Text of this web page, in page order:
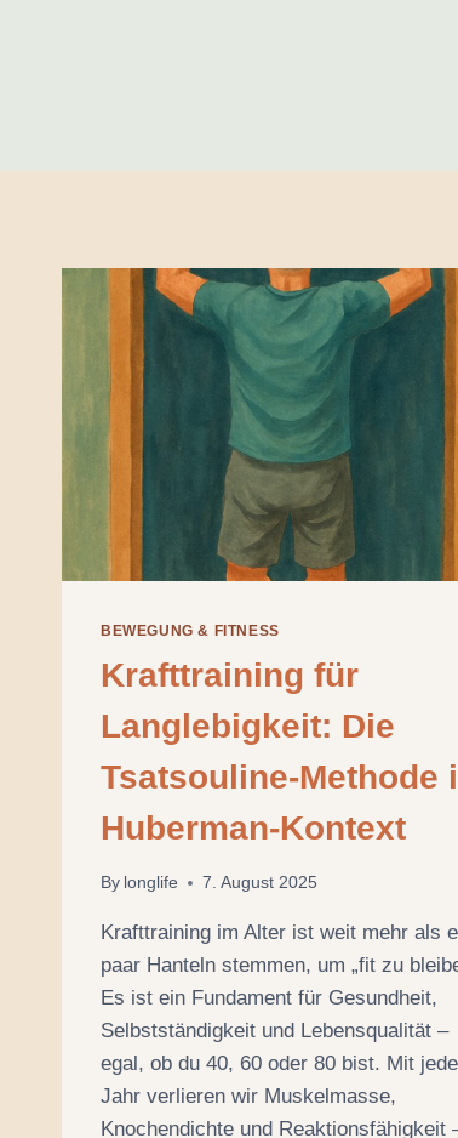
BEWEGUNG & FITNESS
Krafttraining für
Langlebigkeit: Die
Tsatsouline-Methode
Huberman-Kontext
By longlife 7. August 2025
Krafttraining im Alter ist weit mehr als
paar Hanteln stemmen, um „fit zu
Es ist ein Fundament für Gesundheit,
Selbstständigkeit und Lebensqualität –
egal, ob du 40, 60 oder 80 bist. Mit
Jahr verlieren wir Muskelmasse,
Knochendichte und Reaktionsfähigkeit